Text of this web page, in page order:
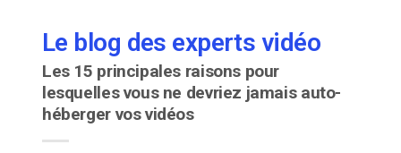
Le blog des experts vidéo
Les 15 principales raisons pour
lesquelles vous ne devriez jamais auto-
héberger vos vidéos